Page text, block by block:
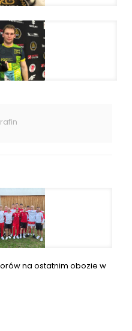
na ostatnim obozie w